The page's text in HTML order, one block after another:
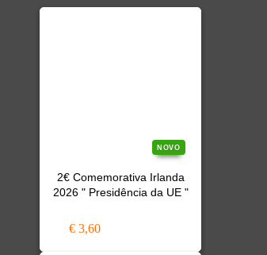
NOVO
2€ Comemorativa Irlanda
2026 " Presidência da UE "
€ 3,60